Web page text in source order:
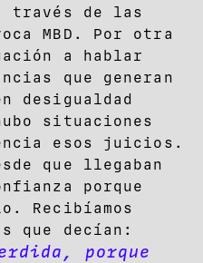
través de las
MBD. Por otra
a hablar
que generan
desigualdad
situaciones
esos juicios.
que llegaban
porque
Recibíamos
que decían:
porque